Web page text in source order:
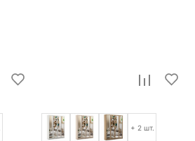
+ 2 шт.